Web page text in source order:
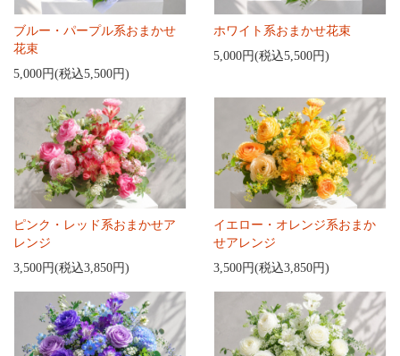
ブルー・パープル系おまかせ
花束
5,000円(税込5,500円)
ホワイト系おまかせ花束
5,000円(税込5,500円)
ピンク・レッド系おまかせア
レンジ
3,500円(税込3,850円)
イエロー・オレンジ系おまか
せアレンジ
3,500円(税込3,850円)